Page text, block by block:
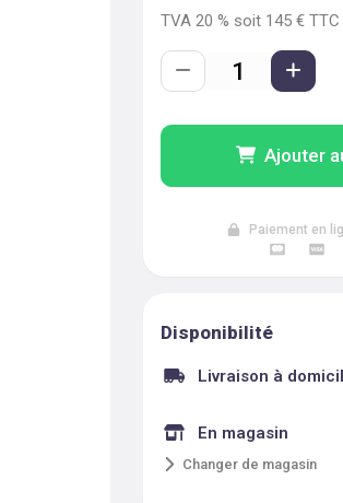
TVA20 % soit 145 € TTC
Ajouter
Paiement en
Disponibilité
Livraison à
En magasin
Changer de magasin